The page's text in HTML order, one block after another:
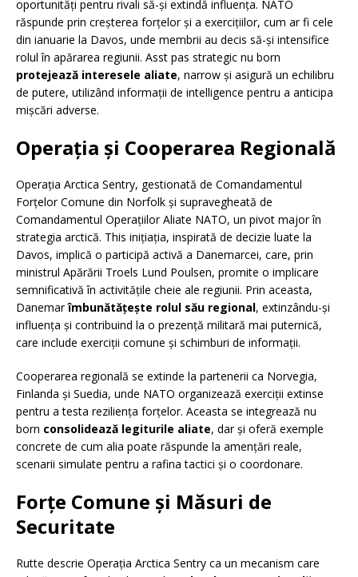
oportunități pentru rivali să-și extindă influența. NATO
răspunde prin creșterea forțelor și a exercițiilor, cum ar fi cele
din ianuarie la Davos, unde membrii au decis să-și intensifice
rolul în apărarea regiunii. Asst pas strategic nu born
protejează interesele aliate, narrow și asigură un echilibru
de putere, utilizând informații de intelligence pentru a anticipa
mișcări adverse.
Operația și Cooperarea Regională
Operația Arctica Sentry, gestionată de Comandamentul
Forțelor Comune din Norfolk și supravegheată de
Comandamentul Operațiilor Aliate NATO, un pivot major în
strategia arctică. This inițiația, inspirată de decizie luate la
Davos, implică o participă activă a Danemarcei, care, prin
ministrul Apărării Troels Lund Poulsen, promite o implicare
semnificativă în activitățile cheie ale regiunii. Prin aceasta,
Danemarîmbunătățește rolul său regional, extinzându-și
influența și contribuind la o prezență militară mai puternică,
care include exerciții comune și schimburi de informații.
Cooperarea regională se extinde la partenerii ca Norvegia,
Finlanda și Suedia, unde NATO organizează exerciții extinse
pentru a testa reziliența forțelor. Aceasta se integrează nu
born consolidează legiturile aliate, dar și oferă exemple
concrete de cum alia poate răspunde la amențări reale,
scenarii simulate pentru a rafina tactici și o coordonare.
Forțe Comune și Măsuri de
Securitate
Rutte descrie Operația Arctica Sentry ca un mecanism care